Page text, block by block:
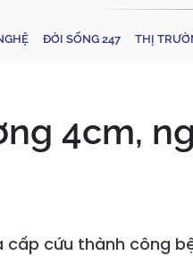
ĐỜI SỐNG 247 THỊ
4cm,
cấp cứu thành công